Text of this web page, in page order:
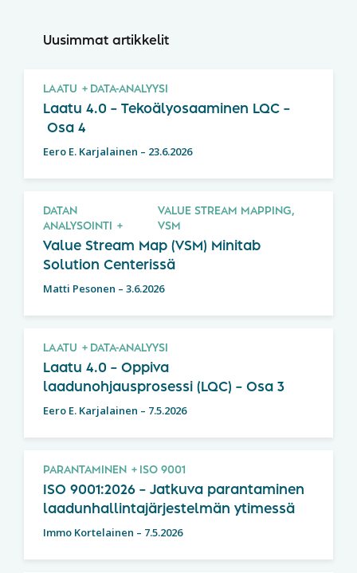
Uusimmat artikkelit
LAATU DATA-ANALYYSI
Laatu 4.0 – Tekoälyosaaminen LQC –
Osa 4
Eero E. Karjalainen – 23.6.2026
DATAN
ANALYSOINTI
VALUE STREAM MAPPING,
VSM
Value Stream Map (VSM) Minitab
Solution Centerissä
Matti Pesonen – 3.6.2026
LAATU DATA-ANALYYSI
Laatu 4.0 – Oppiva
laadunohjausprosessi (LQC) – Osa 3
Eero E. Karjalainen – 7.5.2026
PARANTAMINEN ISO 9001
ISO 9001:2026 – Jatkuva parantaminen
laadunhallintajärjestelmän ytimessä
Immo Kortelainen – 7.5.2026